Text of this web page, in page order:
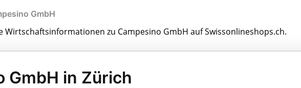
GmbH
zu Campesino GmbH auf Swissonlineshops.ch.
GmbH in Zürich